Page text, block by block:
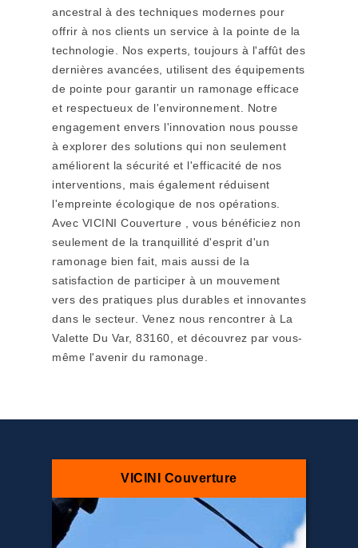
ancestral à des techniques modernes pour
offrir à nos clients un service à la pointe de la
technologie. Nos experts, toujours à l'affût des
dernières avancées, utilisent des équipements
de pointe pour garantir un ramonage efficace
et respectueux de l'environnement. Notre
engagement envers l'innovation nous pousse
à explorer des solutions qui non seulement
améliorent la sécurité et l'efficacité de nos
interventions, mais également réduisent
l'empreinte écologique de nos opérations.
Avec VICINI Couverture , vous bénéficiez non
seulement de la tranquillité d'esprit d'un
ramonage bien fait, mais aussi de la
satisfaction de participer à un mouvement
vers des pratiques plus durables et innovantes
dans le secteur. Venez nous rencontrer à La
Valette Du Var, 83160, et découvrez par vous-
même l'avenir du ramonage.
VICINI Couverture